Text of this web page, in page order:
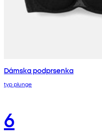
Dámska podprsenka
typ plunge
6